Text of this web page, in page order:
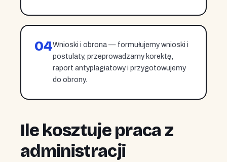
04Wnioski i obrona — formułujemy wnioski i
postulaty, przeprowadzamy korektę,
raport antyplagiatowy i przygotowujemy
do obrony.
Ile kosztuje praca z
administracji